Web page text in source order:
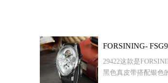
FORSINING-
29422这款是
黑色真皮带搭配银色